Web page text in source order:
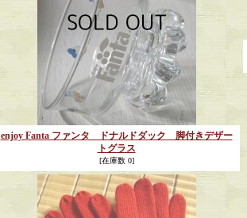
enjoy Fanta ファンタ ドナルドダック 脚付きデザー
トグラス
[在庫数 0]